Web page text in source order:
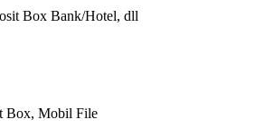
Box Bank/Hotel, dll
Box, Mobil File